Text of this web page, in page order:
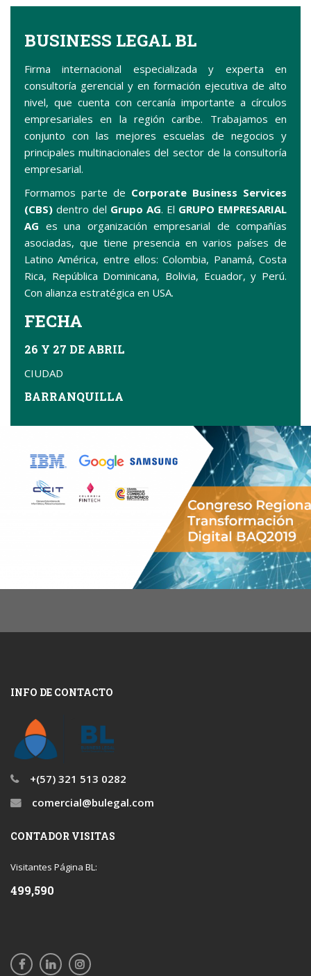
BUSINESS LEGAL BL
Firma internacional especializada y experta en
consultoría gerencial y en formación ejecutiva de alto
nivel, que cuenta con cercanía importante a círculos
empresariales en la región caribe. Trabajamos en
conjunto con las mejores escuelas de negocios y
principales multinacionales del sector de la consultoría
empresarial.
Formamos parte de Corporate Business Services
(CBS) dentro del Grupo AG. El GRUPO EMPRESARIAL
AG es una organización empresarial de compañías
asociadas, que tiene presencia en varios países de
Latino América, entre ellos: Colombia, Panamá, Costa
Rica, República Dominicana, Bolivia, Ecuador, y Perú.
Con alianza estratégica en USA.
FECHA
26 Y 27 DE ABRIL
CIUDAD
BARRANQUILLA
INFO DE CONTACTO
+(57) 321 513 0282
comercial@bulegal.com
CONTADOR VISITAS
Visitantes Página BL:
499,590